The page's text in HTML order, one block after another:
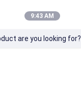
9:43 AM
are you looking for?